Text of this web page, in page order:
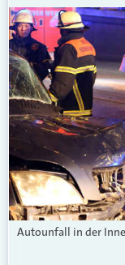
Autounfall in der